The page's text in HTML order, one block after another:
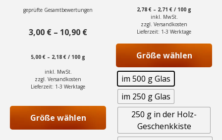
4.95
von 5
geprüfte Gesamtbewertungen
3,00 € – 10,90 €
5,00 € – 2,18 € / 100 g
inkl. MwSt.
zzgl. Versandkosten
Lieferzeit: 1-3 Werktage
Größe wählen
2,78 € – 2,71 € / 100 g
inkl. MwSt.
zzgl. Versandkosten
Lieferzeit: 1-3 Werktage
Größe wählen
im 500 g Glas
im 250 g Glas
250 g in der Holz-
Geschenkkiste